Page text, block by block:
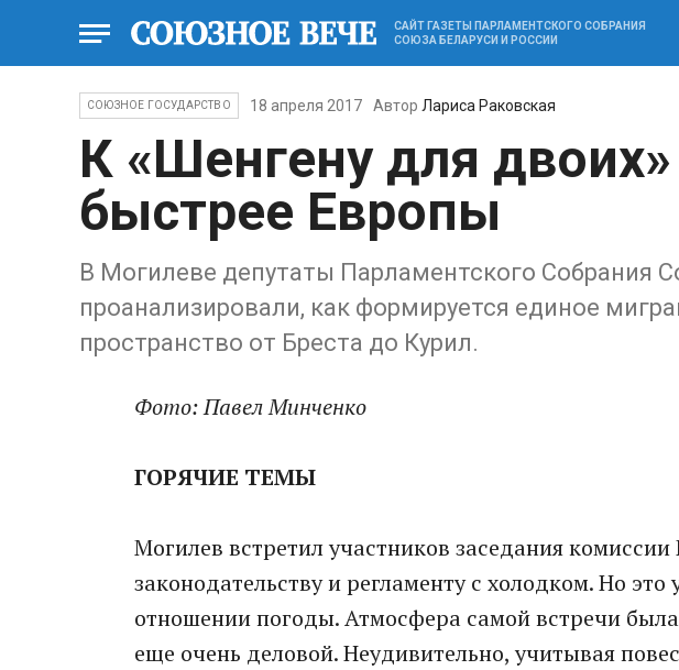
САЙТ ГАЗЕТЫ ПАРЛАМЕНТСКОГО СОБРАНИЯ
СОЮЗА БЕЛАРУСИ И РОССИИ
СОЮЗНОЕ ГОСУДАРСТВО 18 апреля 2017 Автор Лариса Раковская
К «Шенгену для
быстрее Европы
В Могилеве депутаты Парламентского Собрания
проанализировали, как формируется единое
пространство от Бреста до Курил.
Фото: Павел Минченко
ГОРЯЧИЕ ТЕМЫ
Могилев встретил участников заседания
законодательству и регламенту с холодком. Но
отношении погоды. Атмосфера самой встречи
еще очень деловой. Неудивительно, учитывая